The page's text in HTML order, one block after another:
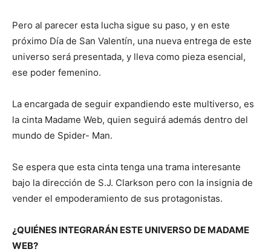
Pero al parecer esta lucha sigue su paso, y en este
próximo Día de San Valentín, una nueva entrega de este
universo será presentada, y lleva como pieza esencial,
ese poder femenino.
La encargada de seguir expandiendo este multiverso, es
la cinta Madame Web, quien seguirá además dentro del
mundo de Spider- Man.
Se espera que esta cinta tenga una trama interesante
bajo la dirección de S.J. Clarkson pero con la insignia de
vender el empoderamiento de sus protagonistas.
¿QUIÉNES INTEGRARÁN ESTE UNIVERSO DE MADAME
WEB?